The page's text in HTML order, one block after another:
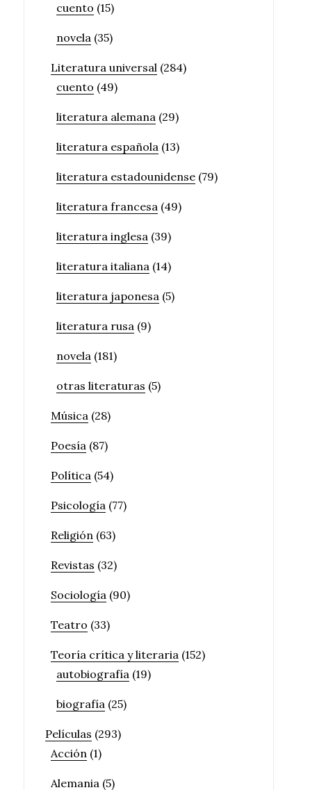
cuento (15)
novela (35)
Literatura universal (284)
cuento (49)
literatura alemana (29)
literatura española (13)
literatura estadounidense (79)
literatura francesa (49)
literatura inglesa (39)
literatura italiana (14)
literatura japonesa (5)
literatura rusa (9)
novela (181)
otras literaturas (5)
Música (28)
Poesía (87)
Política (54)
Psicología (77)
Religión (63)
Revistas (32)
Sociología (90)
Teatro (33)
Teoría crítica y literaria (152)
autobiografía (19)
biografía (25)
Películas (293)
Acción (1)
Alemania (5)